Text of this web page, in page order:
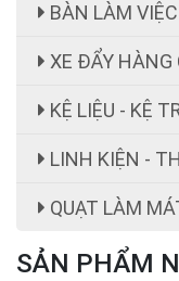
BÀN LÀM
XE ĐẨY HÀNG
KỆ LIỆU - KỆ
LINH KIỆN -
QUẠT LÀM
SẢN PHẨM
ghế
Giá: